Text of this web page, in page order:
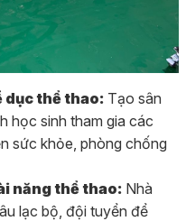
dục thể thao: Tạo sân
học sinh tham gia các
sức khỏe, phòng chống
năng thể thao: Nhà
lạc bộ, đội tuyển để